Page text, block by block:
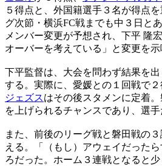
５得点と、外国籍選手３名が得点
グ次節・横浜FC戦までも中３日と
メンバー変更が予想され、下平 隆
オーバーを考えている」と変更を示
下平監督は、大会を問わず結果を
する。実際に、愛媛との１回戦で
ジェズスはその後スタメンに定着
を上げられるチャンスであり、選手
また、前後のリーグ戦と磐田戦の
える。「（もし）アウェイだった
ろだった。ホーム３連戦となると少